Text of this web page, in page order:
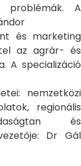
problémák. A
és marketing
az agrár- és
A specializáció
nemzetközi
regionális
és
Dr Gál